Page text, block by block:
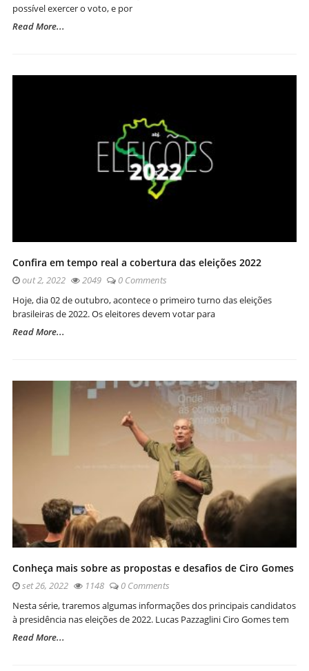
possível exercer o voto, e por
Read More...
Confira em tempo real a cobertura das eleições 2022
out 2, 2022 2049
0 Comments
Hoje, dia 02 de outubro, acontece o primeiro turno das eleições
brasileiras de 2022. Os eleitores devem votar para
Read More...
Conheça mais sobre as propostas e desafios de Ciro Gomes
set 26, 2022 1148
0 Comments
Nesta série, traremos algumas informações dos principais candidatos
à presidência nas eleições de 2022. Lucas Pazzaglini Ciro Gomes tem
Read More...